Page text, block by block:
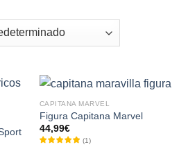
CAPITANA MARVEL
Figura Capitana Marvel
44,99€
(1)